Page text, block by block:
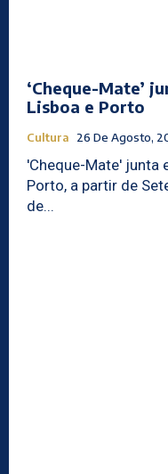
‘Cheque-Mate’
Lisboa e Porto
Cultura 26 De Agosto,
'Cheque-Mate' junta
Porto, a partir de
de...